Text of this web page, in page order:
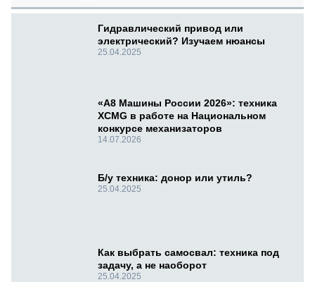
Гидравлический привод или
электрический? Изучаем нюансы
25.04.2025
«А8 Машины России 2026»: техника
XCMG в работе на Национальном
конкурсе механизаторов
14.07.2026
Б/у техника: донор или утиль?
25.04.2025
Как выбрать самосвал: техника под
задачу, а не наоборот
25.04.2025